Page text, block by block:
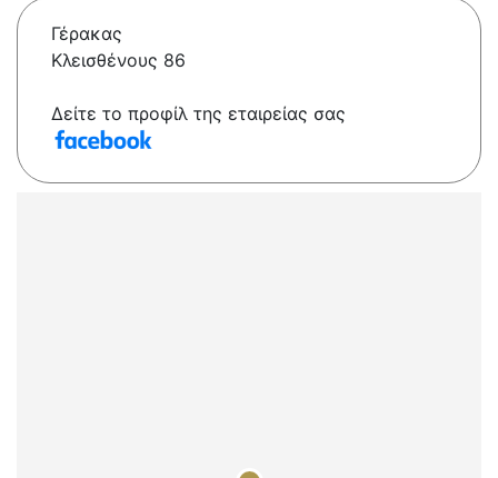
Γέρακας
Κλεισθένους 86
Δείτε το προφίλ της εταιρείας σας